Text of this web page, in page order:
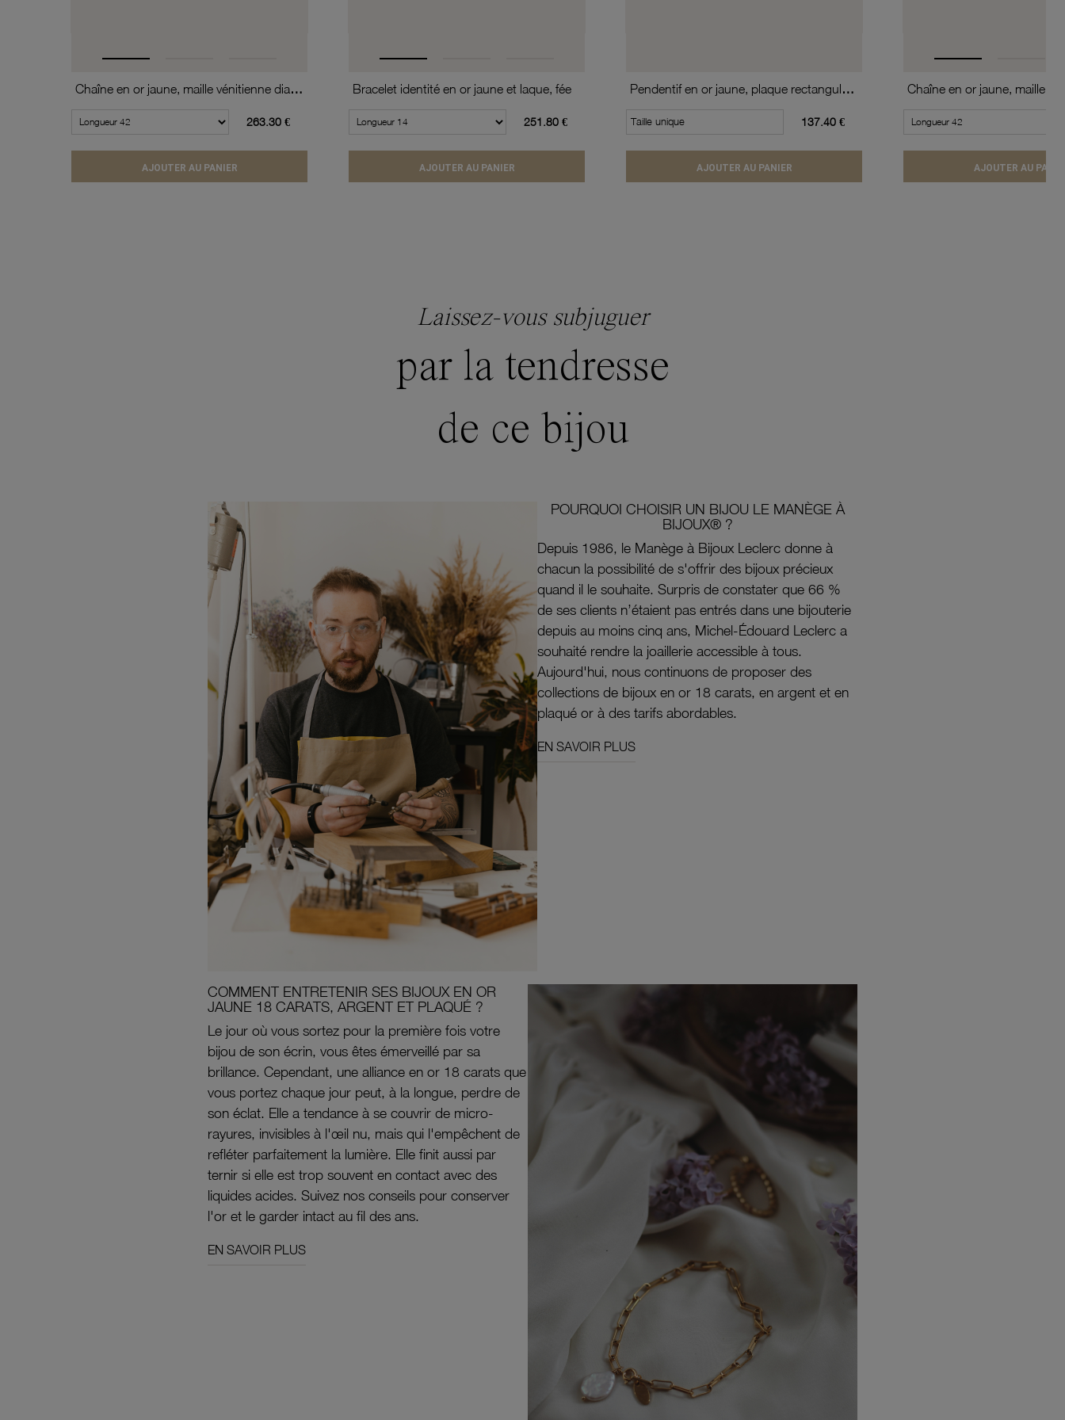
Chaîne en or jaune, maille vénitienne diamantée et torsadée
263.30 €
AJOUTER AU PANIER
Bracelet identité en or jaune et laque, fée
251.80 €
AJOUTER AU PANIER
Pendentif en or jaune, plaque rectangulaire
Taille unique 137.40 €
AJOUTER AU PANIER
Chaîne en or jaune, maille
AJOUTER AU
Laissez-vous subjuguer
par la tendresse
de ce bijou
POURQUOI CHOISIR UN BIJOU LE MANÈGE À
BIJOUX® ?
Depuis 1986, le Manège à Bijoux Leclerc donne à
chacun la possibilité de s'offrir des bijoux précieux
quand il le souhaite. Surpris de constater que 66 %
de ses clients n’étaient pas entrés dans une bijouterie
depuis au moins cinq ans, Michel-Édouard Leclerc a
souhaité rendre la joaillerie accessible à tous.
Aujourd'hui, nous continuons de proposer des
collections de bijoux en or 18 carats, en argent et en
plaqué or à des tarifs abordables.
EN SAVOIR PLUS
COMMENT ENTRETENIR SES BIJOUX EN OR
JAUNE 18 CARATS, ARGENT ET PLAQUÉ ?
Le jour où vous sortez pour la première fois votre
bijou de son écrin, vous êtes émerveillé par sa
brillance. Cependant, une alliance en or 18 carats que
vous portez chaque jour peut, à la longue, perdre de
son éclat. Elle a tendance à se couvrir de micro-
rayures, invisibles à l'œil nu, mais qui l'empêchent de
refléter parfaitement la lumière. Elle finit aussi par
ternir si elle est trop souvent en contact avec des
liquides acides. Suivez nos conseils pour conserver
l'or et le garder intact au fil des ans.
EN SAVOIR PLUS